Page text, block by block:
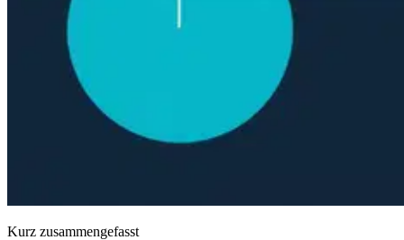
Kurz zusammengefasst